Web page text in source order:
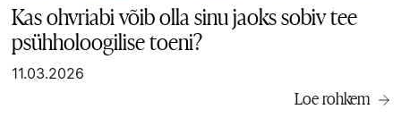
Kas ohvriabi võib olla sinu jaoks sobiv tee
psühholoogilise toeni?
11.03.2026
Loe rohkem